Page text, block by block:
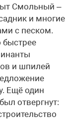
Смольный –
и многие
с песком.
быстрее
и шпилей
Ещё один
отвергнут: